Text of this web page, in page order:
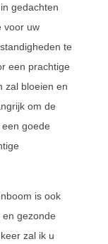
gedachten
voor uw
te
een prachtige
zal bloeien en
om de
goede
is ook
gezonde
zal ik u